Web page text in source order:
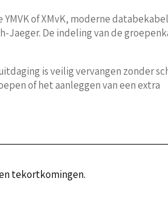
of XMvK, moderne
De indeling van de
is veilig vervangen zonder
of het aanleggen van een extra
tekortkomingen.